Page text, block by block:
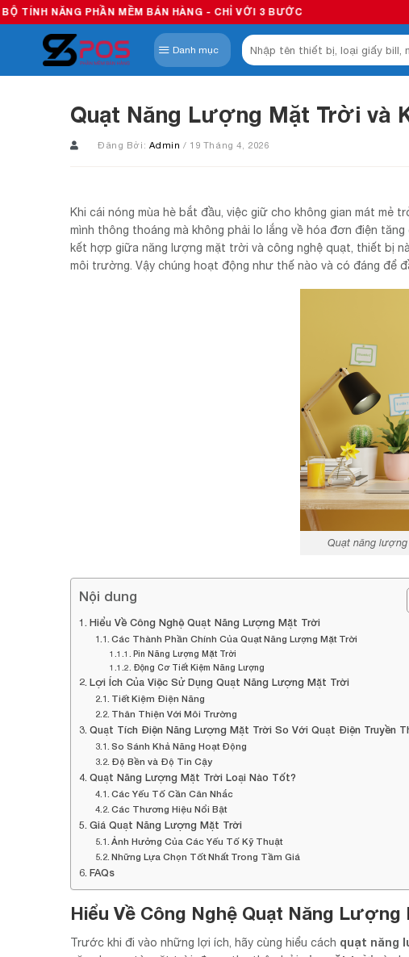
Skip
to
content
MỀM BÁN HÀNG - CHỈ VỚI 3 BƯỚC
Danh mục
Tìm
kiếm:
Quạt Năng Lượng Mặt Trời và
Đăng Bởi: Admin / 19 Tháng 4, 2026
Khi cái nóng mùa hè bắt đầu, việc giữ cho không gian mát mẻ
mình thông thoáng mà không phải lo lắng về hóa đơn điện
kết hợp giữa năng lượng mặt trời và công nghệ quạt, thiết bị
môi trường. Vậy chúng hoạt động như thế nào và có đáng để
Quạt năng
Nội dung
Hiểu Về Công Nghệ Quạt Năng Lượng Mặt Trời
Các Thành Phần Chính Của Quạt Năng Lượng Mặt Trời
Pin Năng Lượng Mặt Trời
Động Cơ Tiết Kiệm Năng Lượng
Lợi Ích Của Việc Sử Dụng Quạt Năng Lượng Mặt Trời
Tiết Kiệm Điện Năng
Thân Thiện Với Môi Trường
Quạt Tích Điện Năng Lượng Mặt Trời So Với Quạt Điện Truyền
So Sánh Khả Năng Hoạt Động
Độ Bền và Độ Tin Cậy
Quạt Năng Lượng Mặt Trời Loại Nào Tốt?
Các Yếu Tố Cần Cân Nhắc
Các Thương Hiệu Nổi Bật
Giá Quạt Năng Lượng Mặt Trời
Ảnh Hưởng Của Các Yếu Tố Kỹ Thuật
Những Lựa Chọn Tốt Nhất Trong Tầm Giá
FAQs
Hiểu Về Công Nghệ Quạt Năng
Trước khi đi vào những lợi ích, hãy cùng hiểu cách quạt năng